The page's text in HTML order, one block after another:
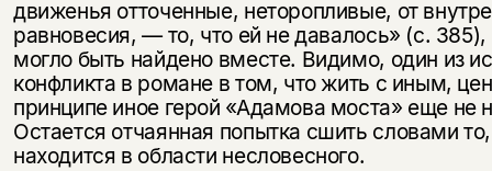
движенья отточенные, нето­ропливые, от
равновесия, — то, что ей не давалось» (с.
могло быть найдено вместе. Видимо, один из
конфликта в ро­мане в том, что жить с иным,
принципе иное герой «Адамова моста» еще не
Остается отчаянная попытка сшить словами
находится в области несловесного.